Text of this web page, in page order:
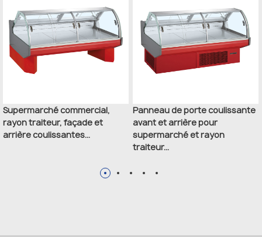
Supermarché commercial,
rayon traiteur, façade et
arrière coulissantes...
Panneau de porte coulissante
avant et arrière pour
supermarché et rayon
traiteur...